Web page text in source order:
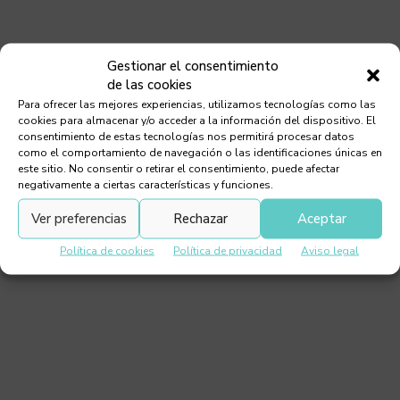
Gestionar el consentimiento
de las cookies
Para ofrecer las mejores experiencias, utilizamos tecnologías como las
cookies para almacenar y/o acceder a la información del dispositivo. El
consentimiento de estas tecnologías nos permitirá procesar datos
como el comportamiento de navegación o las identificaciones únicas en
este sitio. No consentir o retirar el consentimiento, puede afectar
negativamente a ciertas características y funciones.
Aceptar
Rechazar
Ver preferencias
Política de cookies Política de privacidad Aviso legal
Exterior Premium made in Spain